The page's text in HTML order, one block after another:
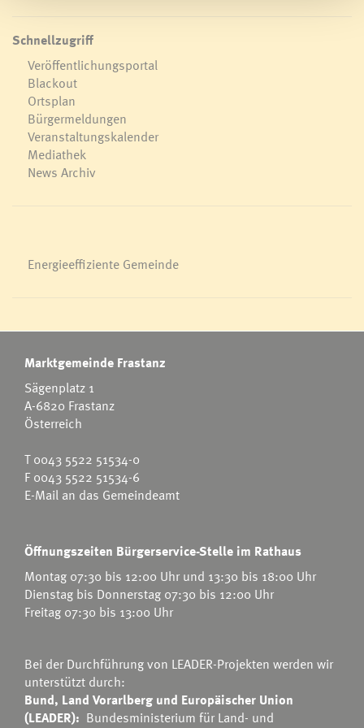
Schnellzugriff
Veröffentlichungsportal
Blackout
Ortsplan
Bürgermeldungen
Veranstaltungskalender
Mediathek
News Archiv
Energieeffiziente Gemeinde
Marktgemeinde Frastanz
Sägenplatz 1
A-6820 Frastanz
Österreich
T0043 5522 51534-0
F 0043 5522 51534-6
E-Mail an das Gemeindeamt
Öffnungszeiten Bürgerservice-Stelle im Rathaus
Montag 07:30 bis 12:00 Uhr und 13:30 bis 18:00 Uhr
Dienstag bis Donnerstag 07:30 bis 12:00 Uhr
Freitag 07:30 bis 13:00 Uhr
Bei der Durchführung von LEADER-Projekten werden wir
unterstützt durch:
Bund, Land Vorarlberg und Europäischer Union
(LEADER): Bundesministerium für Land- und